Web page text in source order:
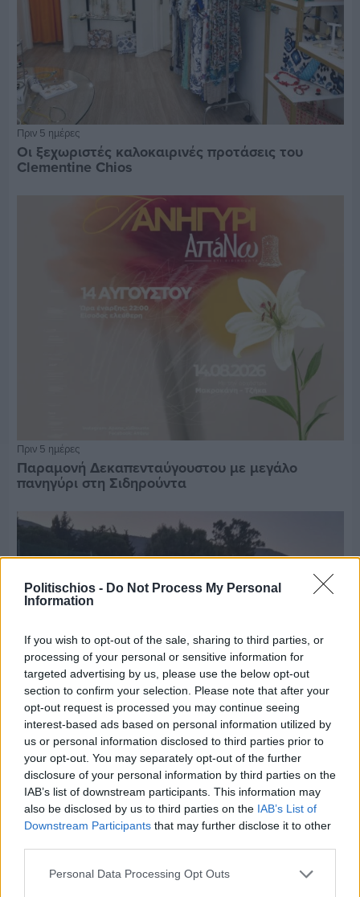
Politischios - Do Not Process My Personal
Information
If you wish to opt-out of the sale, sharing to third parties, or
processing of your personal or sensitive information for
targeted advertising by us, please use the below opt-out
section to confirm your selection. Please note that after your
opt-out request is processed you may continue seeing
interest-based ads based on personal information utilized by
us or personal information disclosed to third parties prior to
your opt-out. You may separately opt-out of the further
disclosure of your personal information by third parties on the
IAB’s list of downstream participants. This information may
also be disclosed by us to third parties on the IAB’s List of
Downstream Participants that may further disclose it to other
Personal Data Processing Opt Outs
Πριν 5 ημέρες
Οι ξεχωριστές καλοκαιρινές προτάσεις του
Clementine Chios
Πριν 5 ημέρες
Παραμονή Δεκαπενταύγουστου με μεγάλο
πανηγύρι στη Σιδηρούντα
Πριν 5 ημέρες
70 χρόνια ιστορίας και συγκίνησης για το
Ανδρεάδειο Γυμνάσιο Βροντάδου